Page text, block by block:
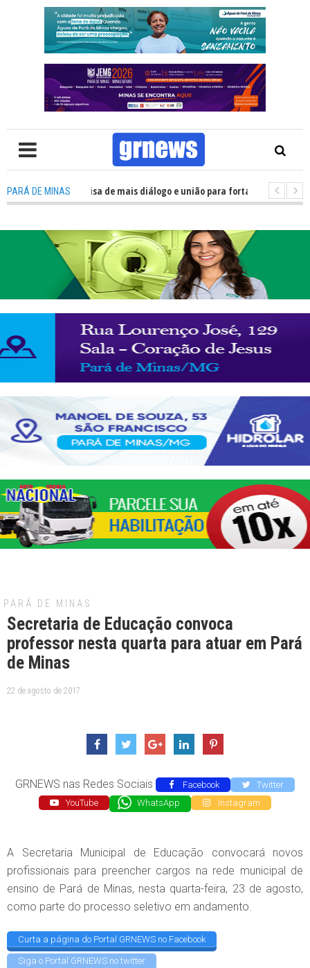
PARÁ DE MINAS
TV: Política precisa de mais diálogo e união para fortalecer Minas e
PARÁ DE MINAS
Secretaria de Educação convoca
professor nesta quarta para atuar em Pará
de Minas
22 de agosto de 2017
GRNEWS nas Redes Sociais Facebook
Twitter
YouTube
WhatsApp Instagram
A Secretaria Municipal de Educação convocará novos
profissionais para preencher cargos na rede municipal de
ensino de Pará de Minas, nesta quarta-feira, 23 de agosto,
como parte do processo seletivo em andamento.
Curta a página do Portal GRNEWS no Facebook
Siga o Portal GRNEWS no twitter